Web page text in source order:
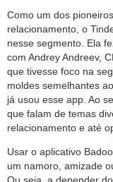
Como um dos
relacionamento, o
nesse segmento. Ela
com Andrey Andreev,
que tivesse foco na
moldes semelhantes
já usou esse app. Ao
que falam de temas
relacionamento e até
Usar o aplicativo
um namoro, amizade
Ou seja, a depender